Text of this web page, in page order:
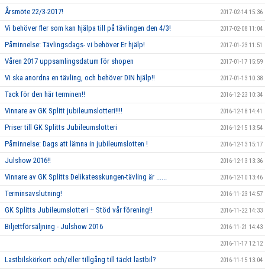
Årsmöte 22/3-2017! 2017-02-14 15:36
Vi behöver fler som kan hjälpa till på tävlingen den 4/3! 2017-02-08 11:04
Påminnelse: Tävlingsdags- vi behöver Er hjälp! 2017-01-23 11:51
Våren 2017 uppsamlingsdatum för shopen 2017-01-17 15:59
Vi ska anordna en tävling, och behöver DIN hjälp!! 2017-01-13 10:38
Tack för den här terminen!! 2016-12-23 10:34
Vinnare av GK Splitt jubileumslotteri!!!! 2016-12-18 14:41
Priser till GK Splitts Jubileumslotteri 2016-12-15 13:54
Påminnelse: Dags att lämna in jubileumslotten ! 2016-12-13 15:17
Julshow 2016!! 2016-12-13 13:36
Vinnare av GK Splitts Delikatesskungen-tävling är ...... 2016-12-10 13:46
Terminsavslutning! 2016-11-23 14:57
GK Splitts Jubileumslotteri – Stöd vår förening!! 2016-11-22 14:33
Biljettförsäljning - Julshow 2016 2016-11-21 14:43
2016-11-17 12:12
Lastbilskörkort och/eller tillgång till täckt lastbil? 2016-11-15 13:04